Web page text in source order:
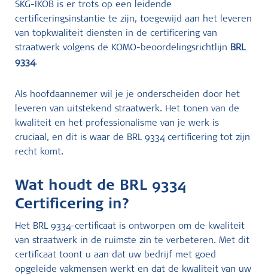
SKG-IKOB is er trots op een leidende
certificeringsinstantie te zijn, toegewijd aan het leveren
van topkwaliteit diensten in de certificering van
straatwerk volgens de KOMO-beoordelingsrichtlijn BRL
9334.
Als hoofdaannemer wil je je onderscheiden door het
leveren van uitstekend straatwerk. Het tonen van de
kwaliteit en het professionalisme van je werk is
cruciaal, en dit is waar de BRL 9334 certificering tot zijn
recht komt.
Wat houdt de BRL 9334
Certificering in?
Het BRL 9334-certificaat is ontworpen om de kwaliteit
van straatwerk in de ruimste zin te verbeteren. Met dit
certificaat toont u aan dat uw bedrijf met goed
opgeleide vakmensen werkt en dat de kwaliteit van uw